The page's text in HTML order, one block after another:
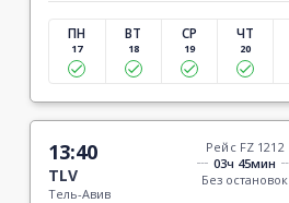
ПН
17
ВТ
18
СР
19
ЧТ
20
13:40
TLV
Тель-Авив
Рейс FZ 1212
03ч 45мин
Без остановок